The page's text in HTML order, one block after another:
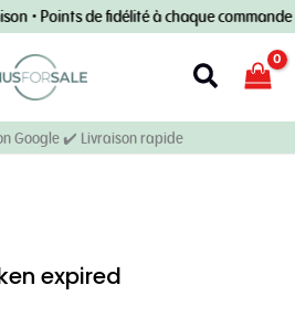
Points de fidélité à chaque
Google ✔️ Livraison rapide